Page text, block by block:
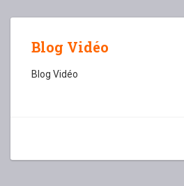
Blog Vidéo
Blog Vidéo